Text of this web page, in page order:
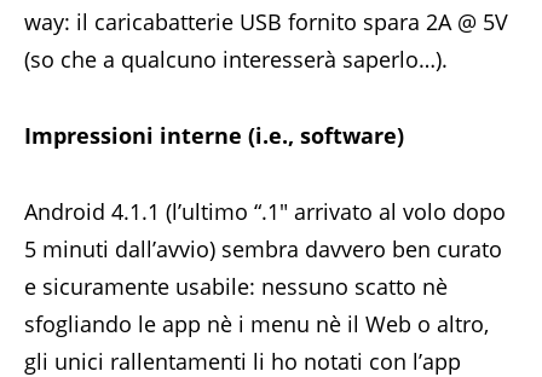
way: il caricabatterie USB fornito spara 2A @ 5V
(so che a qualcuno interesserà saperlo…).
Impressioni interne (i.e., software)
Android 4.1.1 (l’ultimo “.1″ arrivato al volo dopo
5 minuti dall’avvio) sembra davvero ben curato
e sicuramente usabile: nessuno scatto nè
sfogliando le app nè i menu nè il Web o altro,
gli unici rallentamenti li ho notati con l’app